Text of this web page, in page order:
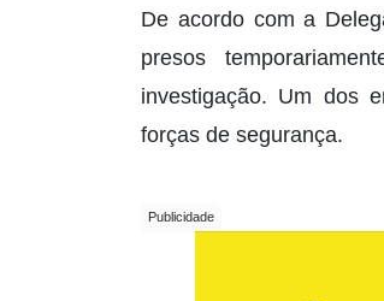
De acordo com a
presos
investigação. Um dos
forças de segurança.